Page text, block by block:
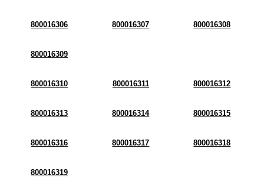
800016306 800016307 800016308
800016309
800016310 800016311 800016312
800016313 800016314 800016315
800016316 800016317 800016318
800016319